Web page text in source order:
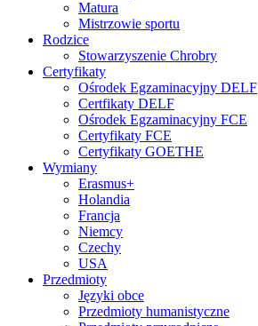
Matura
Mistrzowie sportu
Rodzice
Stowarzyszenie Chrobry
Certyfikaty
Ośrodek Egzaminacyjny DELF
Certfikaty DELF
Ośrodek Egzaminacyjny FCE
Certyfikaty FCE
Certyfikaty GOETHE
Wymiany
Erasmus+
Holandia
Francja
Niemcy
Czechy
USA
Przedmioty
Języki obce
Przedmioty humanistyczne